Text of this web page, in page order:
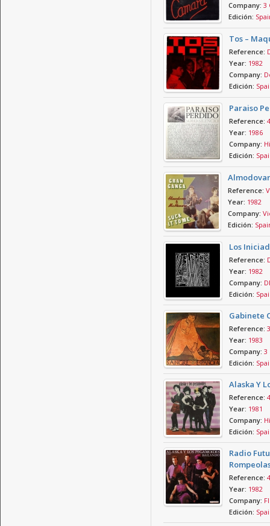
Company: 3
Edición:
Tos –
Reference:
Year: 1982
Company:
Edición:
Paraiso
Reference:
Year: 1986
Company:
Edición:
Reference:
Year: 1982
Company:
Edición:
Los
Reference:
Year: 1982
Company:
Edición:
Gabinete
Reference:
Year: 1983
Company: 3
Edición:
Alaska Y
Reference:
Year: 1981
Company:
Edición:
Radio
Reference:
Year: 1982
Company:
Edición: